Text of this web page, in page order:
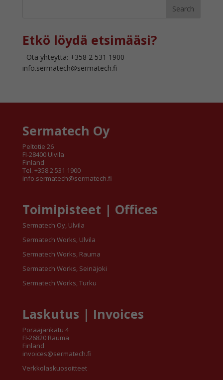
Etkö löydä etsimääsi?
Ota yhteyttä: +358 2 531 1900
info.sermatech@sermatech.fi
Sermatech Oy
Peltotie 26
FI-28400 Ulvila
Finland
Tel. +358 2 531 1900
info.sermatech@sermatech.fi
Toimipisteet | Offices
Sermatech Oy, Ulvila
Sermatech Works, Ulvila
Sermatech Works, Rauma
Sermatech Works, Seinäjoki
Sermatech Works, Turku
Laskutus | Invoices
Poraajankatu 4
FI-26820 Rauma
Finland
invoices@sermatech.fi
Verkkolaskuosoitteet